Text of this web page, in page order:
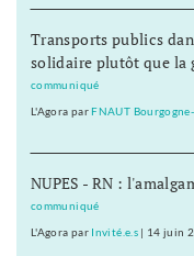
Transports publics
solidaire plutôt que la
communiqué
L'Agora parFNAUT
NUPES - RN :
communiqué
L'Agora par Invité.e.s| 14 juin